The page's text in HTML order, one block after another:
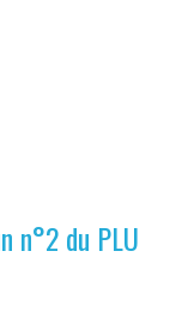
n°2 du PLU